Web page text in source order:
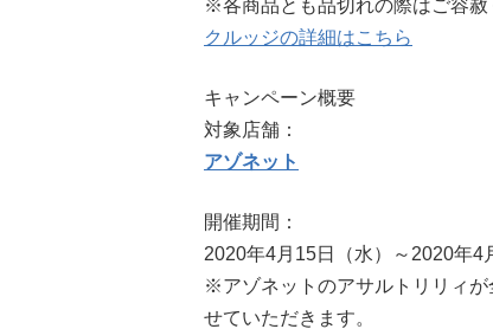
※各商品とも品切れの際はご容赦
クルッジの詳細はこちら
キャンペーン概要
対象店舗：
アゾネット
開催期間：
2020年4月15日（水）～2020年4
※アゾネットのアサルトリリィが
せていただきます。